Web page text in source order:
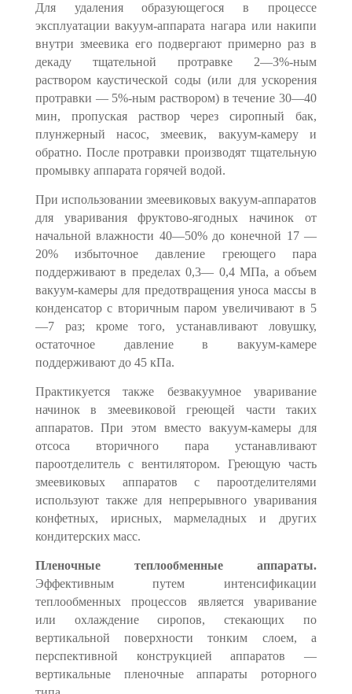
Для удаления образующегося в процессе
эксплуатации вакуум-аппарата нагара или накипи
внутри змеевика его подвергают примерно раз в
декаду тщательной протравке 2—3%-ным
раствором каустической соды (или для ускорения
протравки — 5%-ным раствором) в течение 30—40
мин, пропус­кая раствор через сиропный бак,
плунжерный насос, змеевик, вакуум-ка­меру и
обратно. После протравки производят тщательную
промывку аппа­рата горячей водой.
При использовании змеевиковых вакуум-аппаратов
для уваривания фрук­тово-ягодных начинок от
начальной влажности 40—50% до конечной 17 —
20% избыточное давление греющего пара
поддерживают в пределах 0,3— 0,4 МПа, а объем
вакуум-камеры для предотвращения уноса массы в
кон­денсатор с вторичным паром увеличивают в 5
—7 раз; кроме того, устанав­ливают ловушку,
остаточное давление в вакуум-камере
поддерживают до 45 кПа.
Практикуется также безвакуумное уваривание
начинок в змееви­ковой греющей части таких
аппаратов. При этом вместо вакуум-камеры для
отсоса вторичного пара устанавливают
пароотделитель с вентилятором. Греющую часть
змеевиковых аппаратов с пароотделителями
используют также для непрерывного уваривания
конфетных, ирисных, мармеладных и других
кондитерских масс.
Пленочные теплообменные аппараты.
Эффективным путем интенсифика­ции
теплообменных процессов является уваривание
или охлаждение сиро­пов, стекающих по
вертикальной поверхности тонким слоем, а
перспектив­ной конструкцией аппаратов —
вертикальные пленочные аппараты ротор­ного